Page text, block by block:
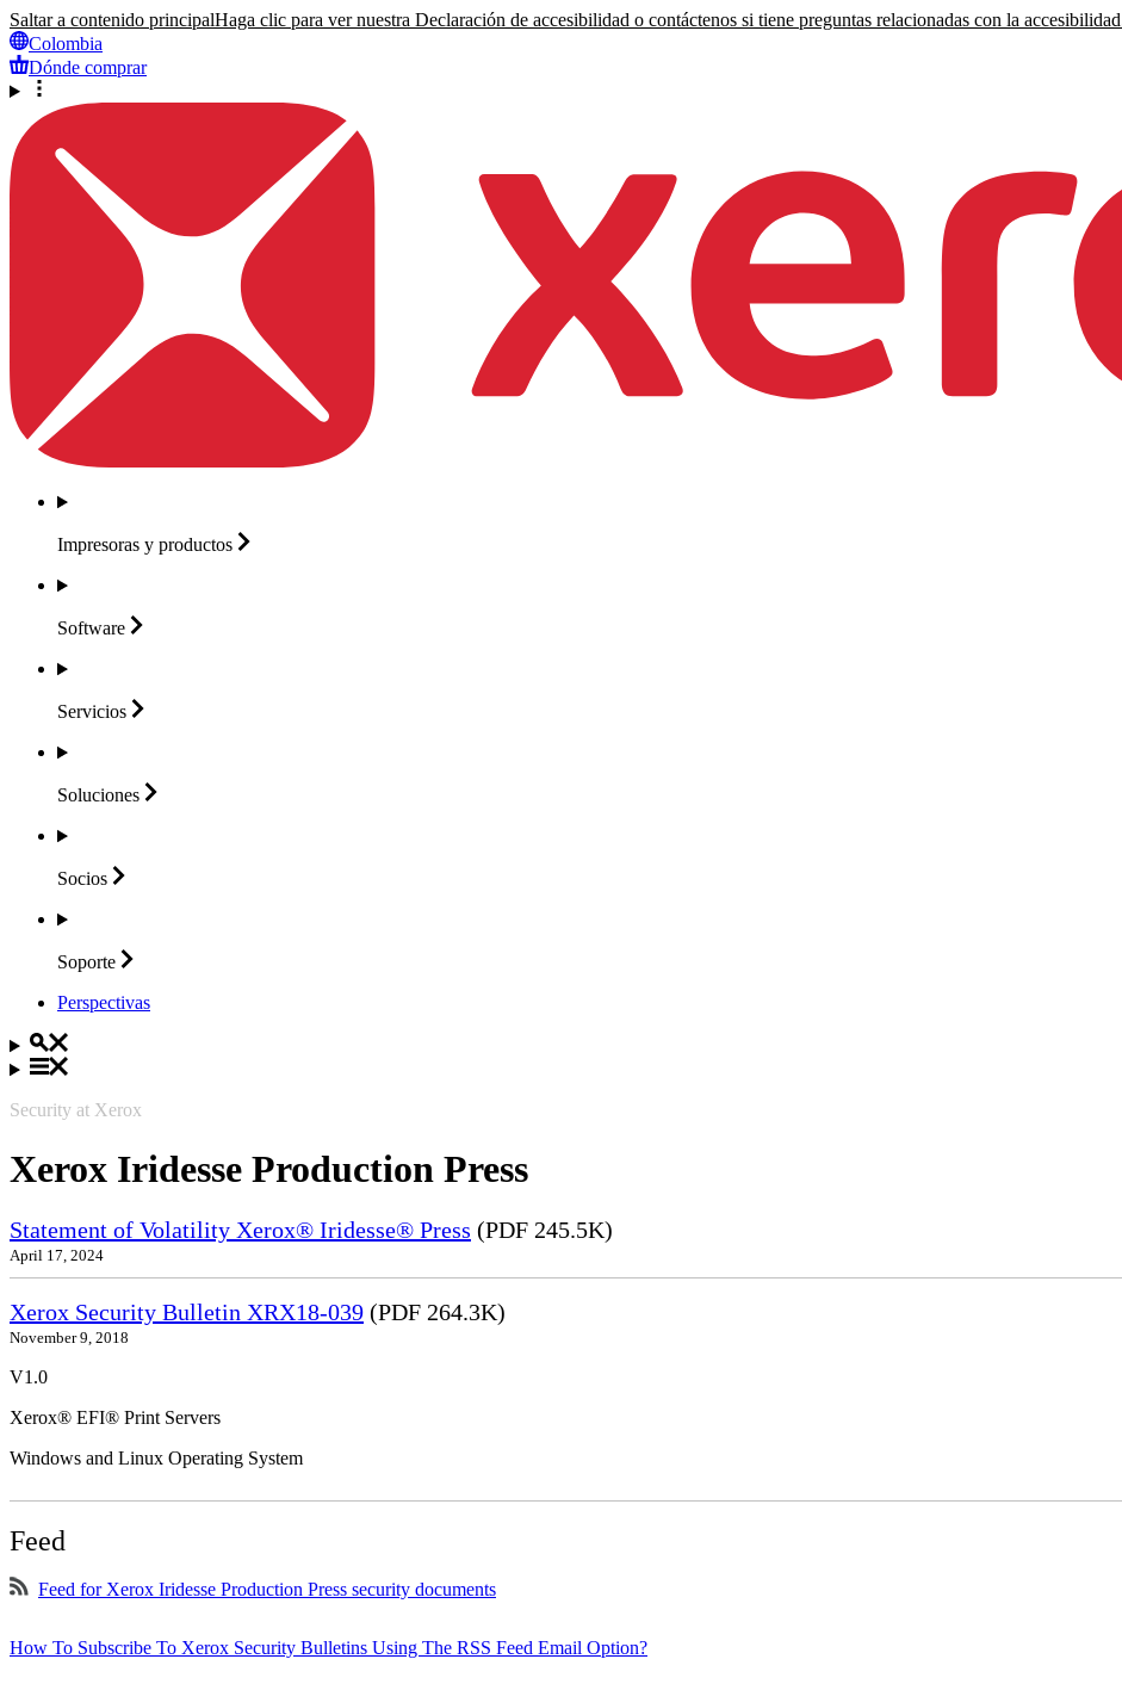
Saltar a contenido principalHaga clic para ver nuestra Declaración de accesibilidad o contáctenos si tiene preguntas relacionadas con la
Colombia
Dónde comprar
Impresoras y productos
Software
Servicios
Soluciones
Socios
Soporte
Perspectivas
Security at Xerox
Xerox Iridesse Production Press
Statement of Volatility Xerox® Iridesse® Press (PDF 245.5K)
April 17, 2024
Xerox Security Bulletin XRX18-039 (PDF 264.3K)
November 9, 2018
V1.0
Xerox® EFI® Print Servers
Windows and Linux Operating System
Feed
Feed for Xerox Iridesse Production Press security documents
How To Subscribe To Xerox Security Bulletins Using The RSS Feed Email Option?